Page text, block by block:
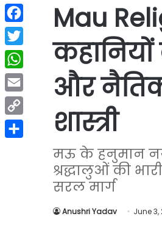
Mau
और
शास्त्री
मऊ के हनुमान
श्रद्धालुओं की
सरल मार्ग
Anushri Yadav June 3,
Facebook
Twitter
WhatsApp
Email
Copy
Link